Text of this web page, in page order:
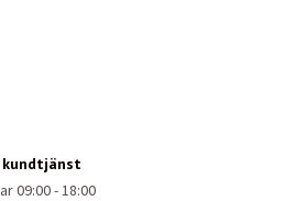
kundtjänst
09:00 - 18:00